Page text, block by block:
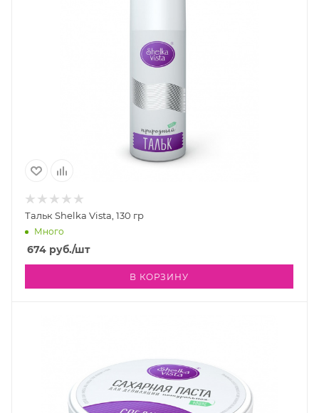
Тальк Shelka Vista, 130 гр
Много
674 руб./шт
В КОРЗИНУ